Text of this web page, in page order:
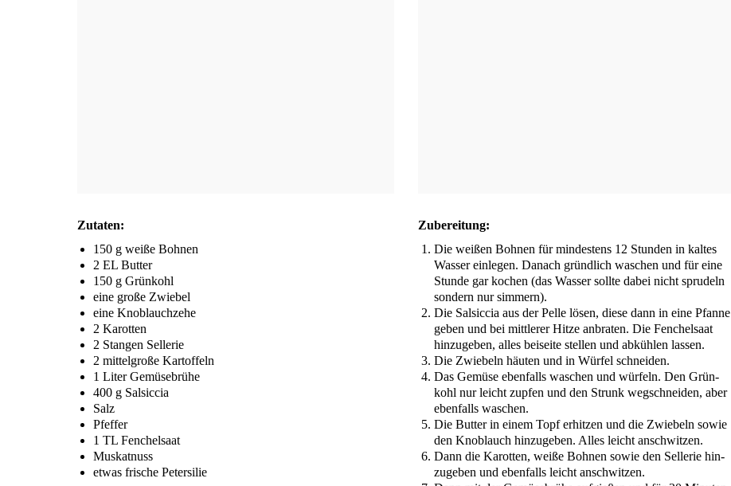
Zuta­ten:
150 g wei­ße Bohnen
2 EL Butter
150 g Grünkohl
eine gro­ße Zwiebel
eine Knob­lauch­ze­he
2 Karot­ten
2 Stan­gen Sellerie
2 mit­tel­gro­ße Kartoffeln
1 Liter Gemüsebrühe
400 g Salsiccia
Salz
Pfef­fer
1 TL Fenchelsaat
Mus­kat­nuss
etwas fri­sche Petersilie
Zube­rei­tung:
Die wei­ßen Boh­nen für min­des­tens 12 Stun­den in kal­tes
Was­ser ein­le­gen. Danach gründ­lich waschen und für eine
Stun­de gar kochen (das Was­ser soll­te dabei nicht spru­deln
son­dern nur simmern).
Die Sal­sic­cia aus der Pel­le lösen, die­se dann in eine Pfan­ne
geben und bei mitt­le­rer Hit­ze anbra­ten. Die Fen­chel­saat
hin­zu­ge­ben, alles bei­sei­te stel­len und abküh­len lassen.
Die Zwie­beln häu­ten und in Wür­fel schneiden.
Das Gemü­se eben­falls waschen und wür­feln. Den Grün­
kohl nur leicht zup­fen und den Strunk weg­schnei­den, aber
eben­falls waschen.
Die But­ter in einem Topf erhit­zen und die Zwie­beln sowie
den Knob­lauch hin­zu­ge­ben. Alles leicht anschwitzen.
Dann die Karot­ten, wei­ße Boh­nen sowie den Sel­le­rie hin­
zu­ge­ben und eben­falls leicht anschwitzen.